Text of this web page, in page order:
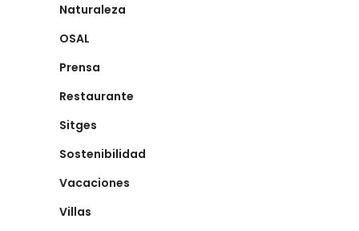
Naturaleza
OSAL
Prensa
Restaurante
Sitges
Sostenibilidad
Vacaciones
Villas